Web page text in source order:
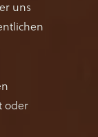
uns
oder